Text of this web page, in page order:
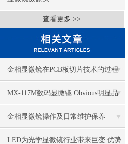
查看更多 >>
金相显微镜在PCB板切片技术的过程
控制中的作用
MX-117M数码显微镜 Obvious明显品
牌值得推荐
金相显微镜操作及日常维护保养
LED为光学显微镜行业带来巨变 优势